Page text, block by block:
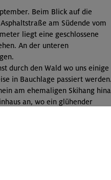
Beim Blick auf die
am Südende vom
liegt eine geschlossene
An der unteren
durch den Wald wo uns einige
in Bauchlage passiert werden.
am ehemaligen Skihang
an, wo ein glühender
zur Bergstation vom
zur Oberen
unterwegs ist.
Winterwanderung